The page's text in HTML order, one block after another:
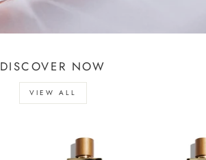
DISCOVER NOW
VIEW ALL